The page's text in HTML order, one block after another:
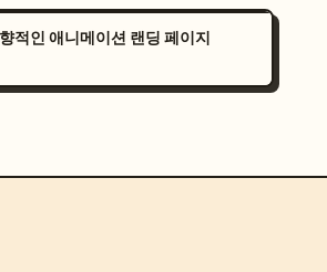
적인 애니메이션 랜딩 페이지